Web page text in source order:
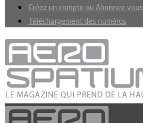
Créez un compte ou Abonnez-vous
Téléchargement des numéros